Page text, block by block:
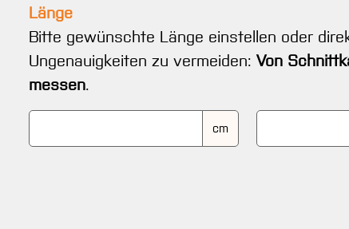
Länge
Bitte gewünschte Länge einstellen oder
Ungenauigkeiten zu vermeiden: Von
messen.
cm